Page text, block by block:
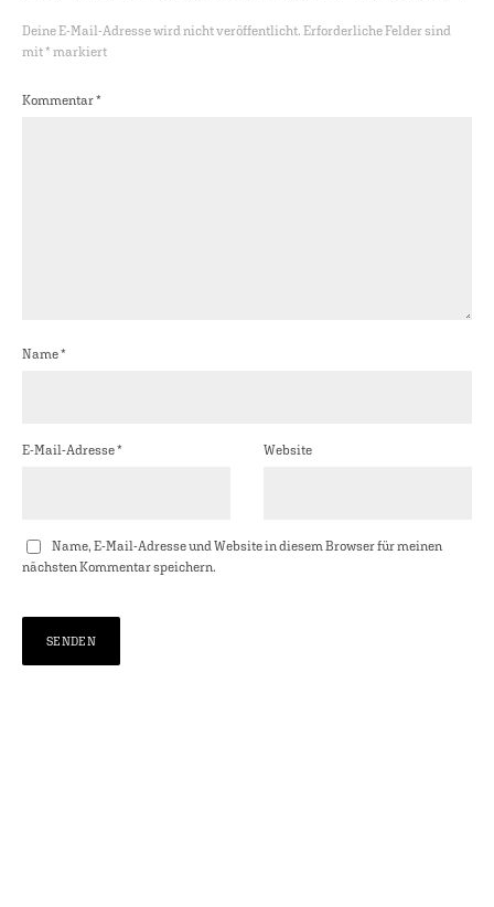
Deine E-Mail-Adresse wird nicht veröffentlicht. Erforderliche Felder sind
mit* markiert
Kommentar*
Name*
E-Mail-Adresse* Website
Name, E-Mail-Adresse und Website in diesem Browser für meinen
nächsten Kommentar speichern.